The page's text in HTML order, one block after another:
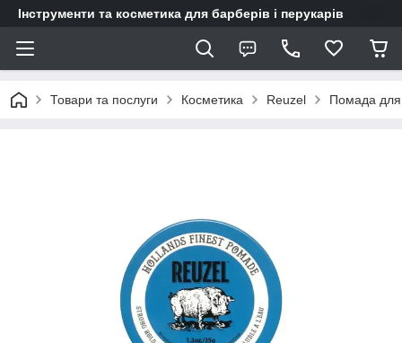
Інструменти та косметика для барберів і перукарів
Товари та послуги Косметика Reuzel Помада для